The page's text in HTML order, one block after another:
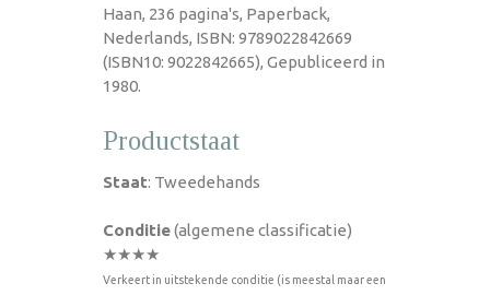
Haan, 236 pagina's, Paperback,
Nederlands, ISBN: 9789022842669
(ISBN10: 9022842665), Gepubliceerd in
1980.
Productstaat
Staat: Tweedehands
Conditie(algemene classificatie)
★★★★
Verkeert in uitstekende conditie (is meestal maar een